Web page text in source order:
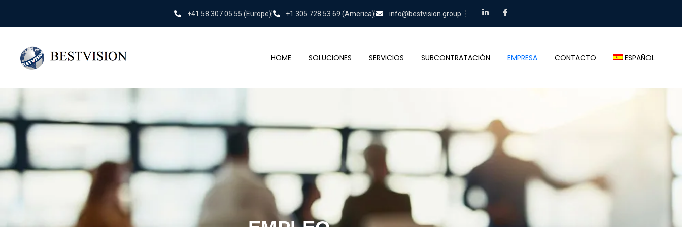
+41 58 307 05 55 (Europe) +1 305 728 53 69 (America) info@bestvision.group
HOME SOLUCIONES SERVICIOS SUBCONTRATACIÓN EMPRESA CONTACTO ESPAÑOL